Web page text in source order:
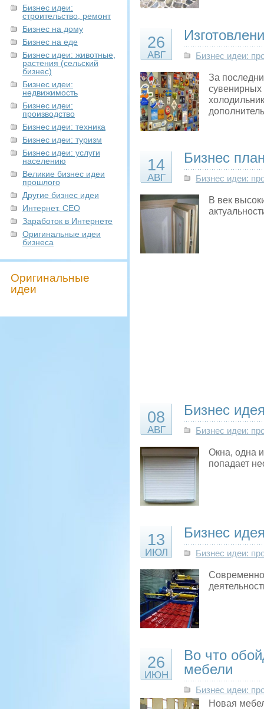
Бизнес идеи:
строительство, ремонт
Бизнес на дому
Бизнес на еде
Бизнес идеи: животные,
растения (сельский
бизнес)
Бизнес идеи:
недвижимость
Бизнес идеи:
производство
Бизнес идеи: техника
Бизнес идеи: туризм
Бизнес идеи: услуги
населению
Великие бизнес идеи
прошлого
Другие бизнес идеи
Интернет, СЕО
Заработок в Интернете
Оригинальные идеи
бизнеса
Оригинальные
идеи
26
АВГ Бизнес идеи:
За
сувенирных
14
АВГ
Бизнес
Бизнес идеи:
В век
08
АВГ
Бизнес
Бизнес идеи:
Окна, одна
попадает
13
ИЮЛ
Бизнес
Бизнес идеи:
26
ИЮН
Во что
мебели
Бизнес идеи:
Новая